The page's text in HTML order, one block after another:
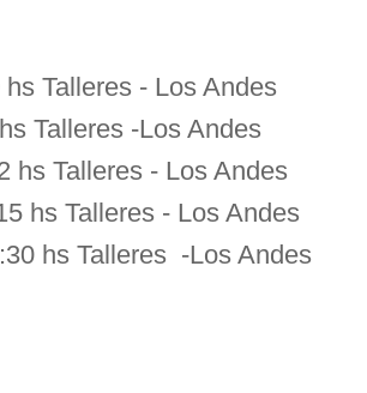
hs Talleres - Los Andes
Talleres -Los Andes
hs Talleres - Los Andes
hs Talleres - Los Andes
hs Talleres -Los Andes